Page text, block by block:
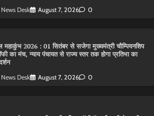
News Desk August 7, 2026 0
2026 : 01 सितंबर से सजेगा मुख्यमंत्री चौम्पियनशिप
का मंच, न्याय पंचायत से राज्य स्तर तक होगा प्रतिभा का
News Desk August 7, 2026 0